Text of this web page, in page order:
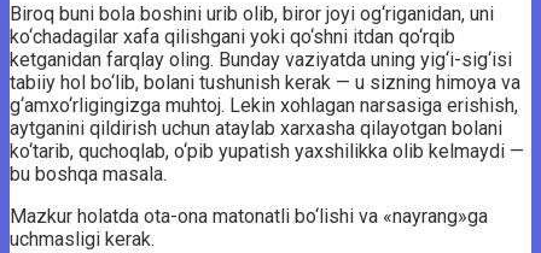
Biroq buni bola boshini urib olib, biror joyi og‘riganidan, uni
ko‘chadagilar xafa qilishgani yoki qo‘shni itdan qo‘rqib
ketganidan farqlay oling. Bunday vaziyatda uning yig‘i-sig‘isi
tabiiy hol bo‘lib, bolani tushunish kerak — u sizning himoya va
g‘amxo‘rligingizga muhtoj. Lekin xohlagan narsasiga erishish,
aytganini qildirish uchun ataylab xarxasha qilayotgan bolani
ko‘tarib, quchoqlab, o‘pib yupatish yaxshilikka olib kelmaydi —
bu boshqa masala.
Mazkur holatda ota-ona matonatli bo‘lishi va «nayrang»ga
uchmasligi kerak.